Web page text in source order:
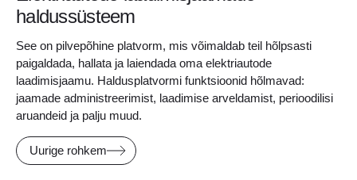
haldussüsteem
See on pilvepõhine platvorm, mis võimaldab teil hõlpsasti
paigaldada, hallata ja laiendada oma elektriautode
laadimisjaamu. Haldusplatvormi funktsioonid hõlmavad:
jaamade administreerimist, laadimise arveldamist, perioodilisi
aruandeid ja palju muud.
Uurige rohkem